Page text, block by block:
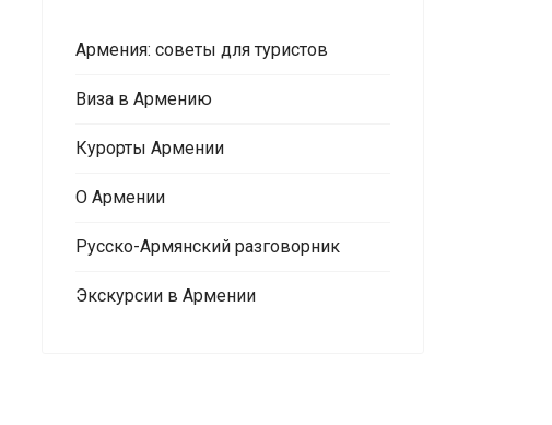
Армения: советы для туристов
Виза в Армению
Курорты Армении
О Армении
Русско-Армянский разговорник
Экскурсии в Армении